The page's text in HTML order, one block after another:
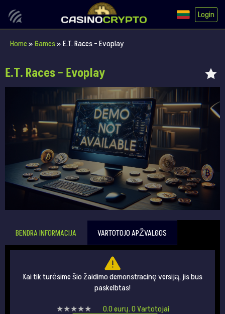
Login
Home»Games»E.T. Races – Evoplay
E.T. Races – Evoplay
BENDRA INFORMACIJA VARTOTOJO APŽVALGOS
Kai tik turėsime šio žaidimo demonstracinę versiją, jis bus
paskelbtas!
★★★★★
★★★★★ 0.0eurų.0Vartotojai